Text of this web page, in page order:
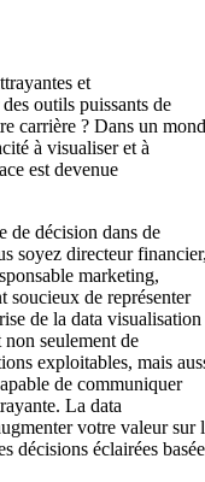
et
outils puissants de
carrière ? Dans un
à visualiser et à
est devenue
de décision dans de
soyez directeur
marketing,
soucieux de représenter
de la data visualisation
seulement de
exploitables, mais
de communiquer
La data
votre valeur sur
décisions éclairées